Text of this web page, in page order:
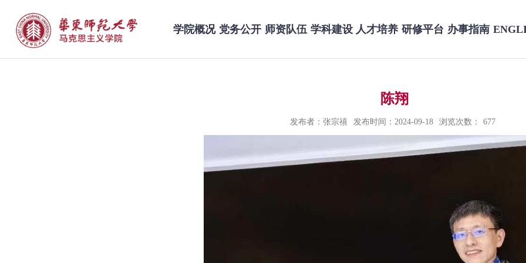
学院概况 党务公开 师资队伍 学科建设 人才培养 研修平台 办事指南
陈翔
发布者：张宗禧 发布时间：2024-09-18 浏览次数： 677